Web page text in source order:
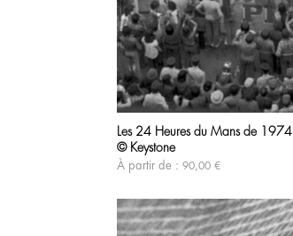
Les 24 Heures du Mans de 1974
© Keystone
À partir de : 90,00 €